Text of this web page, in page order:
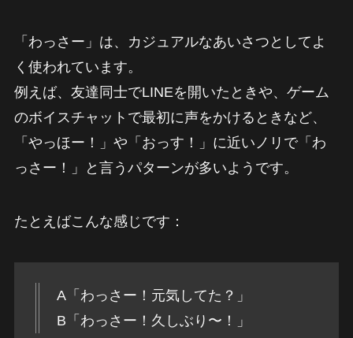
「わっさー」は、カジュアルなあいさつとしてよ
く使われています。
例えば、友達同士でLINEを開いたときや、ゲーム
のボイスチャットで最初に声をかけるときなど、
「やっほー！」や「おっす！」に近いノリで「わ
っさー！」と言うパターンが多いようです。
たとえばこんな感じです：
A「わっさー！元気してた？」
B「わっさー！久しぶり〜！」